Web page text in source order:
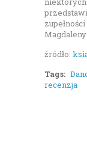
źródło:
Tags:
recenzja